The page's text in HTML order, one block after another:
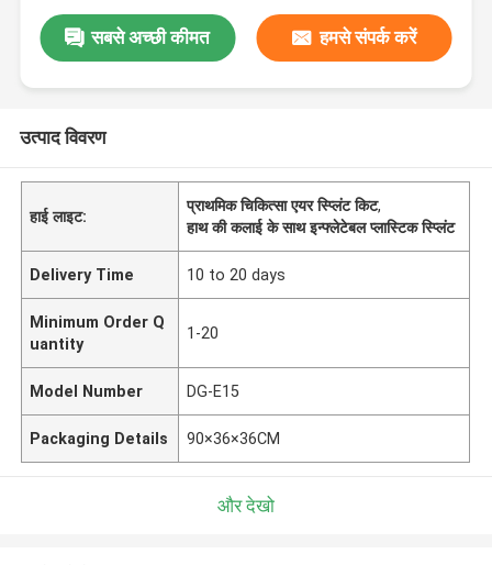
सबसे अच्छी कीमत हमसे संपर्क करें
उत्पाद विवरण
हाई लाइट:
प्राथमिक चिकित्सा एयर स्प्लिंट किट,
हाथ की कलाई के साथ इन्फ्लेटेबल प्लास्टिक स्प्लिंट
Delivery Time 10 to 20 days
Minimum Order Q
uantity
1-20
Model Number DG-E15
Packaging Details 90×36×36CM
और देखो